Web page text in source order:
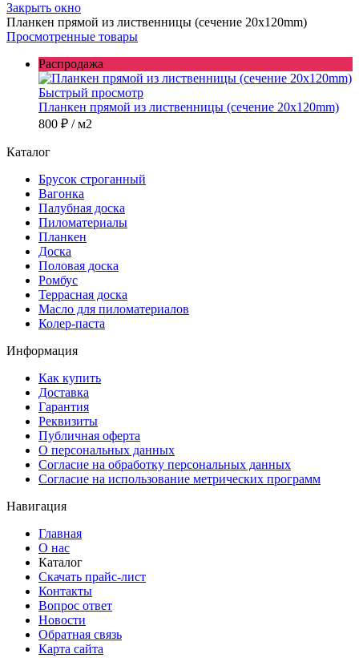
Закрыть окно
Планкен прямой из лиственницы (сечение 20х120mm)
Просмотренные товары
Распродажа
Быстрый просмотр
Планкен прямой из лиственницы (сечение 20х120mm)
800 ₽ / м2
Каталог
Брусок строганный
Вагонка
Палубная доска
Пиломатериалы
Планкен
Доска
Половая доска
Ромбус
Террасная доска
Масло для пиломатериалов
Колер-паста
Информация
Как купить
Доставка
Гарантия
Реквизиты
Публичная оферта
О персональных данных
Согласие на обработку персональных данных
Согласие на использование метрических программ
Навигация
Главная
О нас
Каталог
Скачать прайс-лист
Контакты
Вопрос ответ
Новости
Обратная связь
Карта сайта